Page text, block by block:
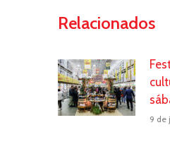
Relacionados
9 de